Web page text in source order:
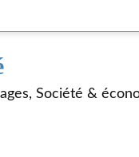
Société &